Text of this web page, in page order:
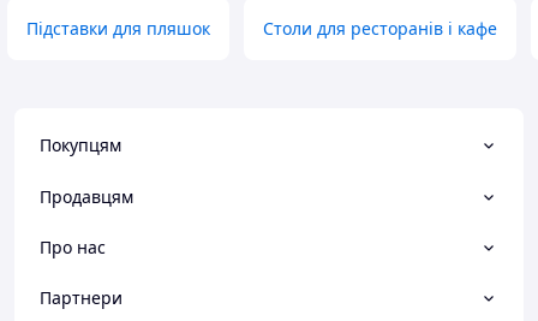
Підставки для пляшок Столи для ресторанів і кафе
Покупцям
Продавцям
Про нас
Партнери